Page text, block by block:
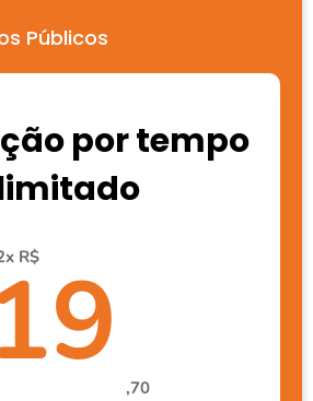
Públicos
por tempo
R$
,70